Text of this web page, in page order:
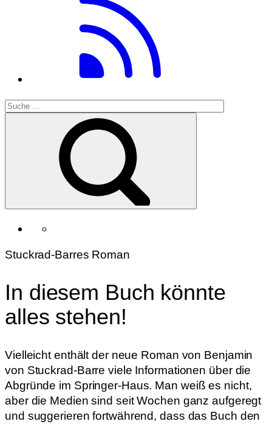
Stuckrad-Barres Roman
In diesem Buch könnte
alles stehen!
Vielleicht enthält der neue Roman von Benjamin
von Stuckrad-Barre viele Informationen über die
Abgründe im Springer-Haus. Man weiß es nicht,
aber die Medien sind seit Wochen ganz aufgeregt
und suggerieren fortwährend, dass das Buch den